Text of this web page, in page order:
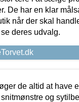
De har en klar
når der skal
deres udvalg.
de altid at have
og